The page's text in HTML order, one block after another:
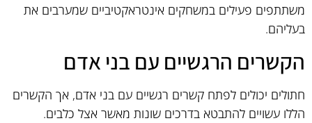
משתתפים פעילים במשחקים אינטראקטיביים שמערבים את
בעליהם.
הקשרים הרגשיים עם בני אדם
חתולים יכולים לפתח קשרים רגשיים עם בני אדם, אך הקשרים
הללו עשויים להתבטא בדרכים שונות מאשר אצל כלבים.